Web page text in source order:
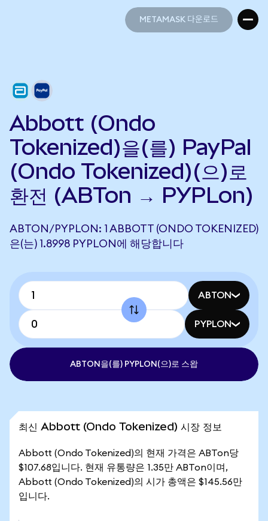
METAMASK 다운로드
Abbott (Ondo
Tokenized)을(를) PayPal
(Ondo Tokenized)(으)로
환전 (ABTon → PYPLon)
ABTON/PYPLON: 1 ABBOTT (ONDO TOKENIZED)
은(는) 1.8998 PYPLON에 해당합니다
ABTON
PYPLON
ABTON을(를) PYPLON(으)로 스왑
최신 Abbott (Ondo Tokenized) 시장 정보
Abbott (Ondo Tokenized)의 현재 가격은 ABTon당
$107.68입니다. 현재 유통량은 1.35만 ABTon이며,
Abbott (Ondo Tokenized)의 시가 총액은 $145.56만
입니다.